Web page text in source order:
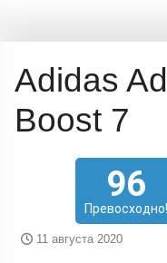
Adidas
Boost 7
96
Превосходно!
11 августа 2020